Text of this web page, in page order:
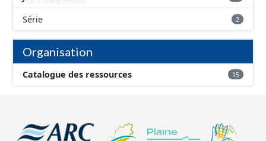
Série 2
Organisation
Catalogue des ressources 15